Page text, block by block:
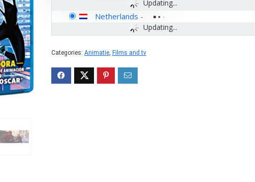
Updating...
Updating...
Netherlands -
Categories: Animatie, Films and tv